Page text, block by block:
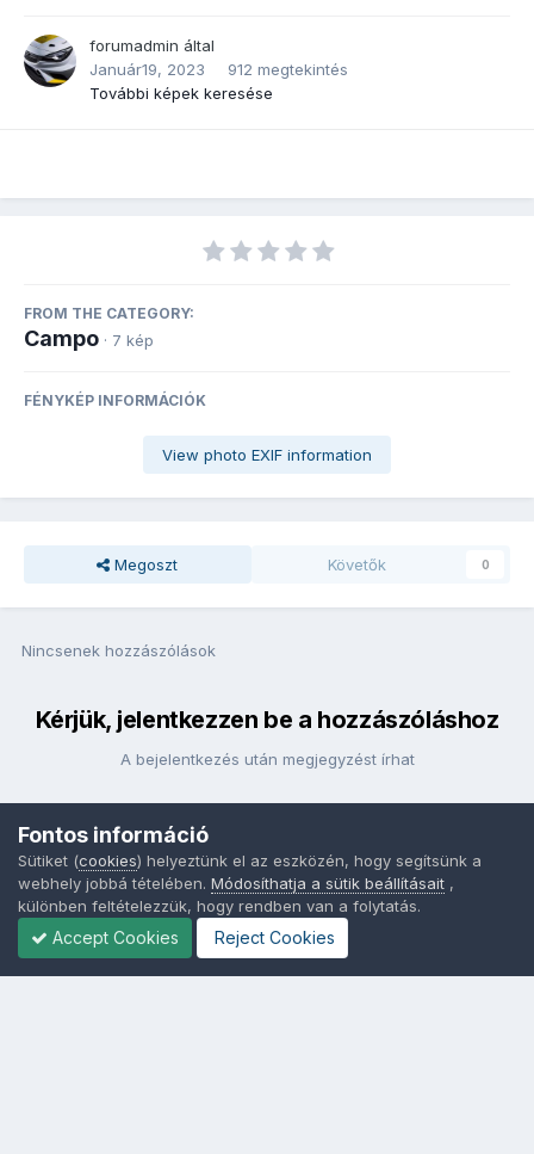
forumadmin által
Január19, 2023
912 megtekintés
További képek keresése
FROM THE CATEGORY:
Campo · 7 kép
FÉNYKÉP INFORMÁCIÓK
View photo EXIF information
Megoszt Követők 0
Nincsenek hozzászólások
Kérjük, jelentkezzen be a hozzászóláshoz
A bejelentkezés után megjegyzést írhat
Fontos információ
Sütiket (cookies) helyeztünk el az eszközén, hogy segítsünk a
webhely jobbá tételében. Módosíthatja a sütik beállításait ,
különben feltételezzük, hogy rendben van a folytatás.
Accept Cookies Reject Cookies